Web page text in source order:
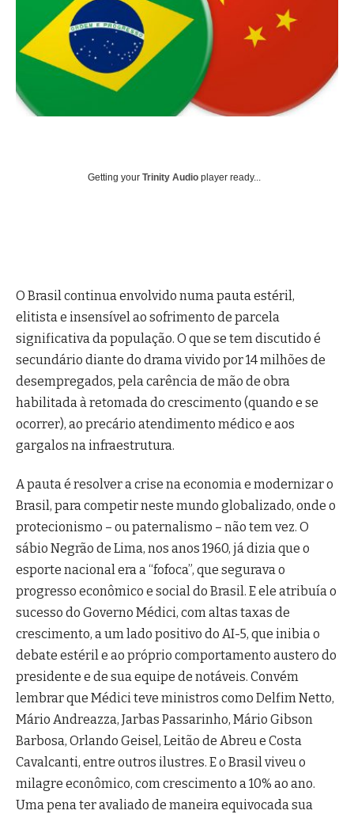
Getting your Trinity Audio player ready...
O Brasil continua envolvido numa pauta estéril,
elitista e insensível ao sofrimento de parcela
significativa da população. O que se tem discutido é
secundário diante do drama vivido por 14 milhões de
desempregados, pela carência de mão de obra
habilitada à retomada do crescimento (quando e se
ocorrer), ao precário atendimento médico e aos
gargalos na infraestrutura.
A pauta é resolver a crise na economia e modernizar o
Brasil, para competir neste mundo globalizado, onde o
protecionismo – ou paternalismo – não tem vez. O
sábio Negrão de Lima, nos anos 1960, já dizia que o
esporte nacional era a “fofoca”, que segurava o
progresso econômico e social do Brasil. E ele atribuía o
sucesso do Governo Médici, com altas taxas de
crescimento, a um lado positivo do AI-5, que inibia o
debate estéril e ao próprio comportamento austero do
presidente e de sua equipe de notáveis. Convém
lembrar que Médici teve ministros como Delfim Netto,
Mário Andreazza, Jarbas Passarinho, Mário Gibson
Barbosa, Orlando Geisel, Leitão de Abreu e Costa
Cavalcanti, entre outros ilustres. E o Brasil viveu o
milagre econômico, com crescimento a 10% ao ano.
Uma pena ter avaliado de maneira equivocada sua